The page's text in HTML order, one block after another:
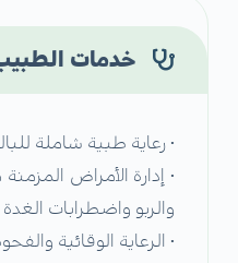
خدمات
• رعاية طبية شاملة
• إدارة الأمراض
والربو واضطرابات الغدة
• الرعاية الوقائية